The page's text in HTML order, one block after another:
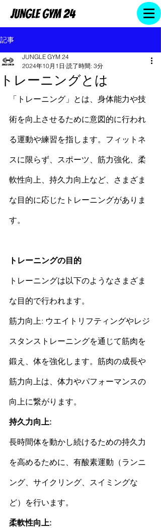
記事
トレーニングとは
JUNGLE GYM 24
2024年10月1日 読了時間: 3分
「トレーニング」とは、身体能力や技
術を向上させるために意図的に行われ
る運動や練習を指します。 フィットネ
スに限らず、スポーツ、筋力強化、柔
軟性向上、持久力向上など、さまざま
な目的に応じたトレーニングがありま
す。
トレーニングの目的
トレーニングは以下のようなさまざま
な目的で行われます。
筋力向上: ウエイトリフティングやレジ
スタンストレーニングを通じて筋肉を
鍛え、体を強化します。 筋肉の成長や
筋力向上は、体力やパフォーマンスの
向上に繋がります。
持久力向上:
長時間体を動かし続けるための持久力
を高めるために、有酸素運動（ランニ
ング、サイクリング、スイミングな
ど）を行います。
柔軟性向上: